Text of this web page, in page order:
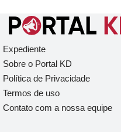
Expediente
Sobre o Portal KD
Política de Privacidade
Termos de uso
Contato com a nossa equipe